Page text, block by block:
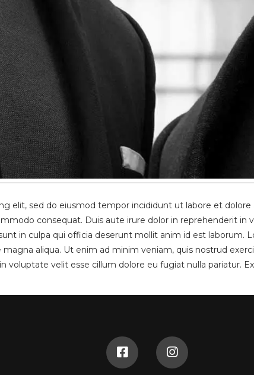
elit, sed do eiusmod tempor incididunt ut labore et
consequat. Duis aute irure dolor in reprehenderit
in culpa qui officia deserunt mollit anim id est laborum.
aliqua. Ut enim ad minim veniam, quis nostrud
voluptate velit esse cillum dolore eu fugiat nulla pariatur.